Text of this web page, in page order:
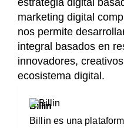
estrategia digital
marketing digital
nos permite
integral basados en
innovadores,
ecosistema digital.
Billin
Billin es una